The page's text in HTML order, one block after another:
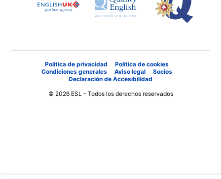
Política de privacidad
Política de cookies
Condiciones generales
Aviso legal
Socios
Declaración de Accesibilidad
© 2026 ESL - Todos los derechos reservados